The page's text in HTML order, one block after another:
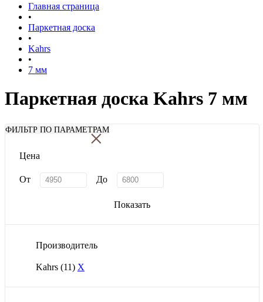
Главная страница
•
Паркетная доска
•
Kahrs
•
7 мм
Паркетная доска Kahrs 7 мм
ФИЛЬТР ПО ПАРАМЕТРАМ
×
Цена
От До
Показать
Производитель
Kahrs (11) X